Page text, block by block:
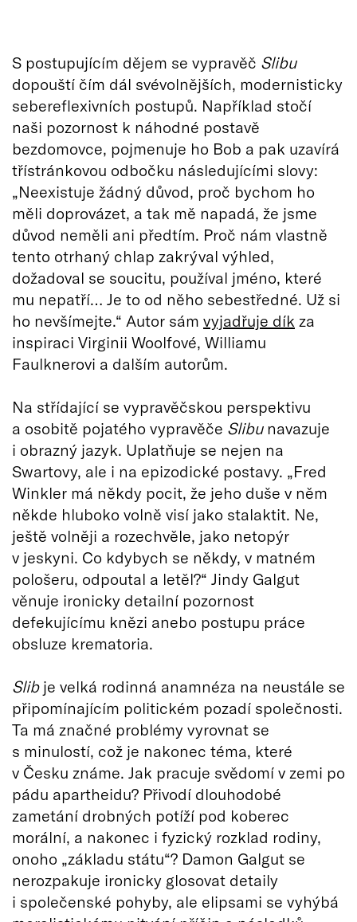
S postupujícím dějem se vypravěč Slibu
dopouští čím dál svévolnějších, modernisticky
sebereflexivních postupů. Například stočí
naši pozornost k náhodné postavě
bezdomovce, pojmenuje ho Bob a pak uzavírá
třístránkovou odbočku následujícími slovy:
„Neexistuje žádný důvod, proč bychom ho
měli doprovázet, a tak mě napadá, že jsme
důvod neměli ani předtím. Proč nám vlastně
tento otrhaný chlap zakrýval výhled,
dožadoval se soucitu, používal jméno, které
mu nepatří… Je to od něho sebestředné. Už si
ho nevšímejte.“ Autor sám vyjadřuje dík za
inspiraci Virginii Woolfové, Williamu
Faulknerovi a dalším autorům.
Na střídající se vypravěčskou perspektivu
a osobitě pojatého vypravěče Slibunavazuje
i obrazný jazyk. Uplatňuje se nejen na
Swartovy, ale i na epizodické postavy. „Fred
Winkler má někdy pocit, že jeho duše v něm
někde hluboko volně visí jako stalaktit. Ne,
ještě volněji a rozechvěle, jako netopýr
v jeskyni. Co kdybych se někdy, v matném
pološeru, odpoutal a letěl?“ Jindy Galgut
věnuje ironicky detailní pozornost
defekujícímu knězi anebo postupu práce
obsluze krematoria.
Slibje velká rodinná anamnéza na neustále se
připomínajícím politickém pozadí společnosti.
Ta má značné problémy vyrovnat se
s minulostí, což je nakonec téma, které
v Česku známe. Jak pracuje svědomí v zemi po
pádu apartheidu? Přivodí dlouhodobé
zametání drobných potíží pod koberec
morální, a nakonec i fyzický rozklad rodiny,
onoho „základu státu“? Damon Galgut se
nerozpakuje ironicky glosovat detaily
i společenské pohyby, ale elipsami se vyhýbá